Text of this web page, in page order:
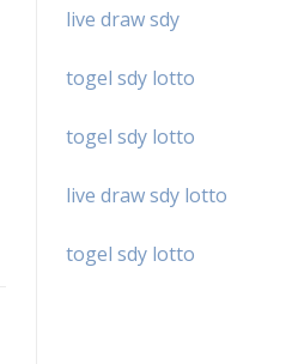
live draw sdy
togel sdy lotto
togel sdy lotto
live draw sdy lotto
togel sdy lotto